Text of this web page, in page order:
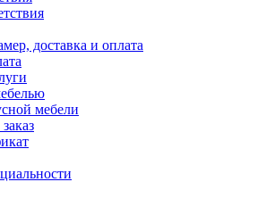
доставка и оплата
мебели